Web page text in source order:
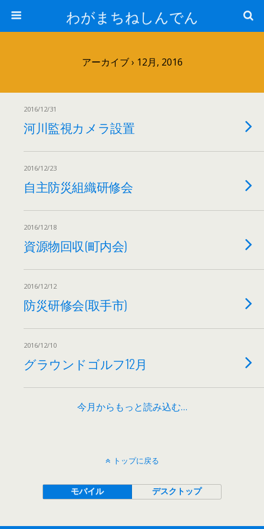
わがまちねしんでん
アーカイブ › 12月, 2016
2016/12/31
河川監視カメラ設置
2016/12/23
自主防災組織研修会
2016/12/18
資源物回収(町内会)
2016/12/12
防災研修会(取手市)
2016/12/10
グラウンドゴルフ12月
今月からもっと読み込む…
トップに戻る
モバイル デスクトップ